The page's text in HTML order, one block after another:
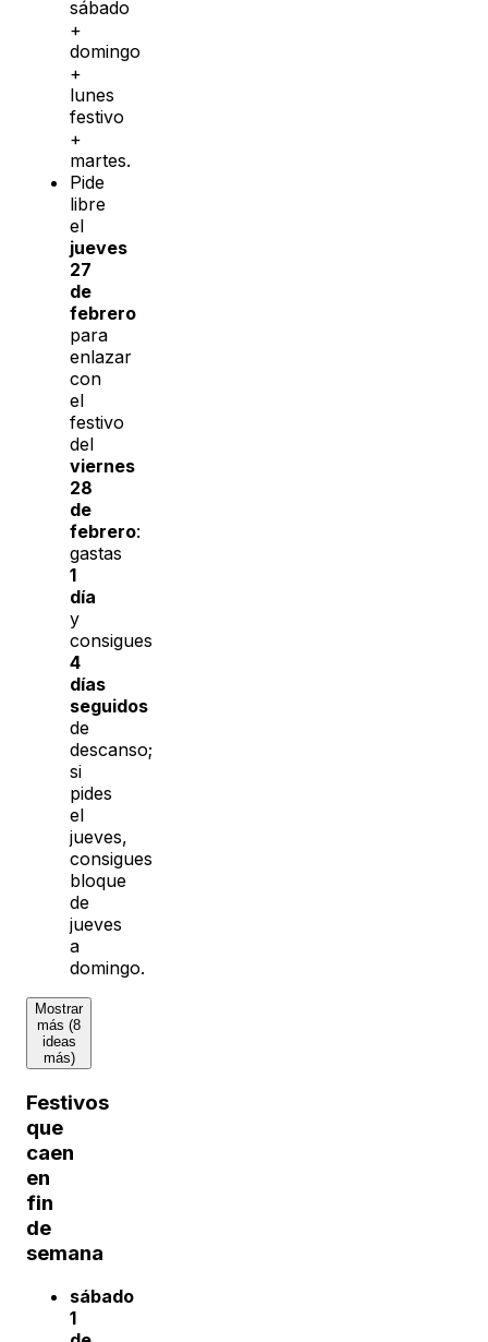
sábado
+
domingo
+
lunes
festivo
+
martes.
Pide
libre
el
jueves
27
de
febrero
para
enlazar
con
el
festivo
del
viernes
28
de
febrero:
gastas
1
día
y
consigues
4
días
seguidos
de
descanso;
si
pides
el
jueves,
consigues
bloque
de
jueves
a
domingo.
Mostrar
más (8
ideas
más)
Festivos
que
caen
en
fin
de
semana
sábado
1